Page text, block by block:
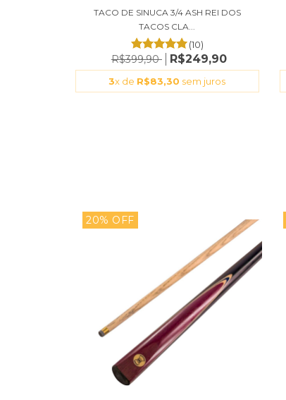
TACO DE SINUCA 3/4 ASH REI DOS
TACOS CLA...
(10)
R$399,90 R$249,90
3x de R$83,30 sem juros
20% OFF